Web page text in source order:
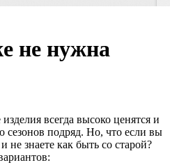
не нужна
всегда высоко ценятся и
сезонов подряд. Но, что если вы
знаете как быть со старой?